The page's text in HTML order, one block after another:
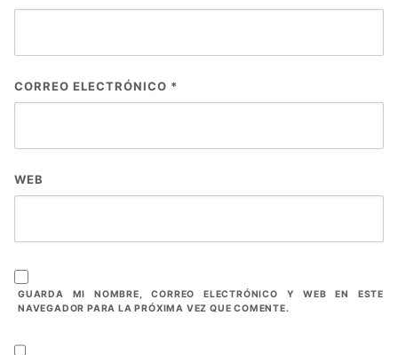
CORREO ELECTRÓNICO *
WEB
GUARDA MI NOMBRE, CORREO ELECTRÓNICO Y WEB EN ESTE
NAVEGADOR PARA LA PRÓXIMA VEZ QUE COMENTE.